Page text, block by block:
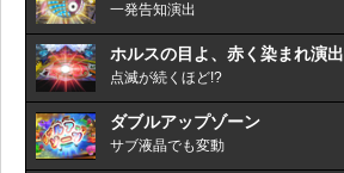
一発告知演出
ホルスの目よ、赤く染まれ演出
点滅が続くほど!?
ダブルアップゾーン
サブ液晶でも変動